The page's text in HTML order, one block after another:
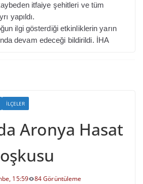
itfaiye şehitleri ve tüm
yapıldı.
ilgi gösterdiği etkinliklerin yarın
devam edeceği bildirildi. İHA
İLÇELER
Aronya Hasat
15:59 84 Görüntüleme